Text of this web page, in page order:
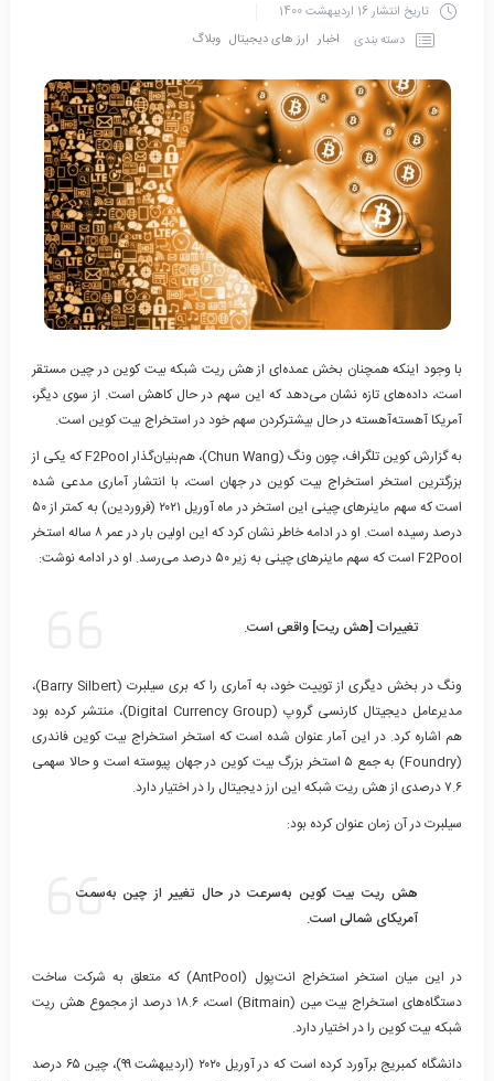
تاریخ انتشار16 اردیبهشت 1400
دسته بندی
اخبار ارز های دیجیتال وبلاگ
با وجود اینکه همچنان بخش عمده‌ای از هش ریت شبکه بیت کوین در چین مستقر
است، داده‌های تازه نشان می‌دهد که این سهم در حال کاهش است. از سوی دیگر،
آمریکا آهسته‌آهسته در حال بیشترکردن سهم خود در استخراج بیت کوین است.
به گزارش کوین تلگراف، چون ونگ (Chun Wang)، هم‌بنیان‌گذار F2Pool که یکی از
بزرگترین استخر استخراج بیت کوین در جهان است، با انتشار آماری مدعی شده
است که سهم ماینرهای چینی این استخر در ماه آوریل ۲۰۲۱ (فروردین) به کمتر از ۵۰
درصد رسیده است. او در ادامه خاطر نشان کرد که این اولین بار در عمر ۸ ساله استخر
F2Pool است که سهم ماینرهای چینی به زیر ۵۰ درصد می‌رسد. او در ادامه نوشت:
تغییرات [هش ریت] واقعی است.
ونگ در بخش دیگری از توییت خود، به آماری را که بری سیلبرت (Barry Silbert)،
مدیرعامل دیجیتال کارنسی گروپ (Digital Currency Group)، منتشر کرده بود
هم اشاره کرد. در این آمار عنوان شده است که استخر استخراج بیت کوین فاندری
(Foundry) به جمع ۵ استخر بزرگ بیت کوین در جهان پیوسته است و حالا سهمی
۷.۶ درصدی از هش ریت شبکه این ارز دیجیتال را در اختیار دارد.
سیلبرت در آن زمان عنوان کرده بود:
هش ریت بیت کوین به‌سرعت در حال تغییر از چین به‌سمت
آمریکای شمالی است.
در این میان استخر استخراج انت‌پول (AntPool) که متعلق به شرکت ساخت
دستگاه‌های استخراج بیت مین (Bitmain) است، ۱۸.۶ درصد از مجموع هش ریت
شبکه بیت کوین را در اختیار دارد.
دانشگاه کمبریج برآورد کرده است که در آوریل ۲۰۲۰ (اردیبهشت ۹۹)، چین ۶۵ درصد